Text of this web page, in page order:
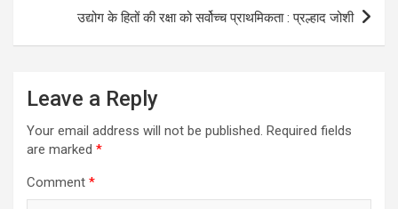
उद्योग के हितों की रक्षा को सर्वोच्च प्राथमिकता : प्रल्हाद जोशी
Leave a Reply
Your email address will not be published. Required fields
are marked *
Comment *